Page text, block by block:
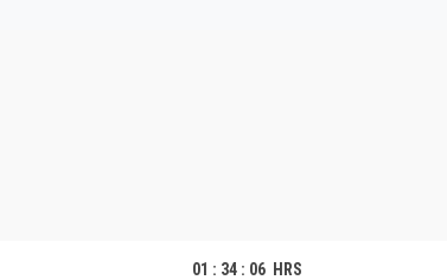
01 : 34 : 07 HRS